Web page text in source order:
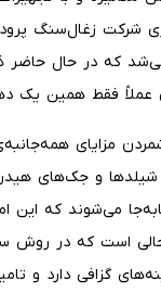
که در حال حاضر
عملاً فقط همین
مزایای
از شیلدها و
می‌شوند که این
است که در روش
گزافی دارد و